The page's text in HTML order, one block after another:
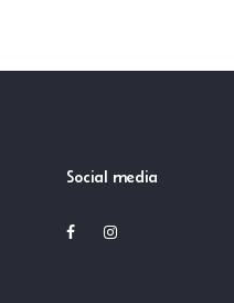
Social media